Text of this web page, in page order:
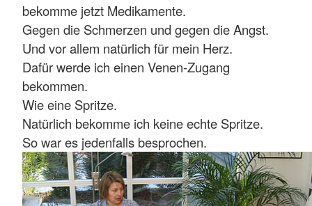
bekomme jetzt Medikamente.
Gegen die Schmerzen und gegen die Angst.
Und vor allem natürlich für mein Herz.
Dafür werde ich einen Venen-Zugang
bekommen.
Wie eine Spritze.
Natürlich bekomme ich keine echte Spritze.
So war es jedenfalls besprochen.